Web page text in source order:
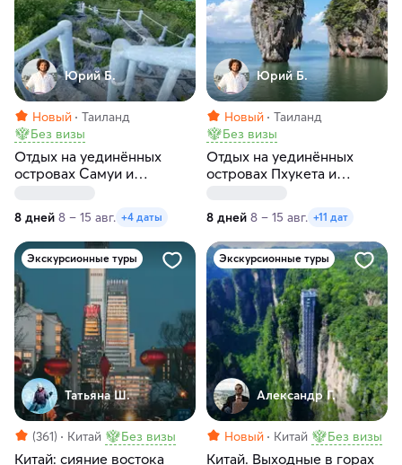
Юрий Б.
Новый
Таиланд
Без визы
Отдых на уединённых
островах Самуи и
под парусами
8 дней 8 – 15 авг. +4 даты
Юрий Б.
Новый
Таиланд
Без визы
Отдых на уединённых
островах Пхукета и
только с моря
8 дней 8 – 15 авг. +11 дат
Экскурсионные туры
Татьяна Ш.
(361) Китай Без визы
Китай: сияние востока
Экскурсионные туры
Александр Г.
Новый Китай Без визы
Китай. Выходные в горах